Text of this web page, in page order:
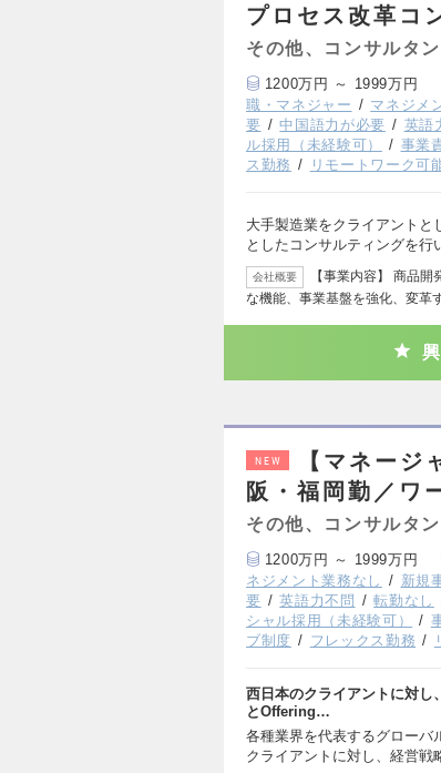
プロセス改革コ
その他、コンサルタ
1200万円 ～ 1999万円
職・マネジャー
マネジメ
要
中国語力が必要 英語
ル採用（未経験可）
事業
ス勤務
リモートワーク可
大手製造業をクライアントと
としたコンサルティングを行
会社概要
【事業内容】 商品
な機能、事業基盤を強化、変革
NEW
【マネー
阪・福岡勤／ワ
その他、コンサルタ
1200万円 ～ 1999万円
ネジメント業務なし
新規
要
英語力不問 転勤なし
シャル採用（未経験可）
ブ制度
フレックス勤務
西日本のクライアントに対し
とOffering…
各種業界を代表するグローバ
クライアントに対し、経営戦